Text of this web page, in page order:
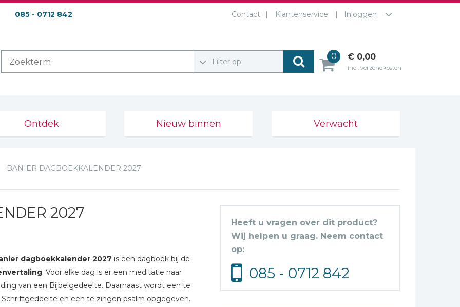
085 - 0712 842 Contact Klantenservice Inloggen
Filter op:
0 € 0,00
incl. verzendkosten
Ontdek Nieuw binnen Verwacht
BANIER DAGBOEKKALENDER 2027
2027
dagboekkalender 2027 is een dagboek bij de
. Voor elke dag is er een meditatie naar
van een Bijbelgedeelte. Daarnaast wordt een te
Schriftgedeelte en een te zingen psalm opgegeven.
Heeft u vragen over dit product?
Wij helpen u graag. Neem contact
op:
085 - 0712 842